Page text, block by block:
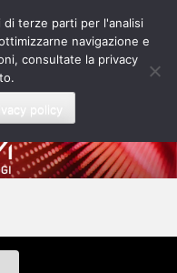
terze parti per l'analisi
navigazione e
consultate la privacy